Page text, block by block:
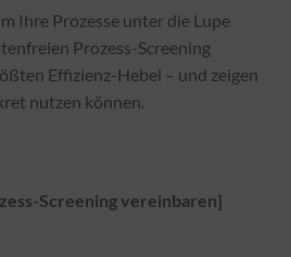
Ihre Prozesse unter die Lupe
Prozess-Screening
Effizienz-Hebel – und zeigen
nutzen können.
Screening vereinbaren]